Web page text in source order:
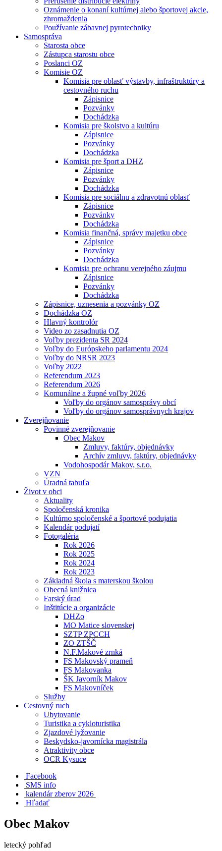
Oznámenie o konaní kultúrnej alebo športovej akcie,
zhromaždenia
Používanie zábavnej pyrotechniky
Samospráva
Starosta obce
Zástupca starostu obce
Poslanci OZ
Komisie OZ
Komisia pre oblasť výstavby, infraštruktúry a
cestovného ruchu
Zápisnice
Pozvánky
Dochádzka
Komisia pre školstvo a kultúru
Zápisnice
Pozvánky
Dochádzka
Komisia pre šport a DHZ
Zápisnice
Pozvánky
Dochádzka
Komisia pre sociálnu a zdravotnú oblasť
Zápisnice
Pozvánky
Dochádzka
Komisia finančná, správy majetku obce
Zápisnice
Pozvánky
Dochádzka
Komisia pre ochranu verejného záujmu
Zápisnice
Pozvánky
Dochádzka
Zápisnice, uznesenia a pozvánky OZ
Dochádzka OZ
Hlavný kontrolór
Video zo zasadnutia OZ
Voľby prezidenta SR 2024
Voľby do Európskeho parlamentu 2024
Voľby do NRSR 2023
Voľby 2022
Referendum 2023
Referendum 2026
Komunálne a župné voľby 2026
Voľby do orgánov samosprávy obcí
Voľby do orgánov samosprávnych krajov
Zverejňovanie
Povinné zverejňovanie
Obec Makov
Zmluvy, faktúry, objednávky
Archív zmluvy, faktúry, objednávky
Vodohospodár Makov, s.r.o.
VZN
Úradná tabuľa
Život v obci
Aktuality
Spoločenská kronika
Kultúrno spoločenské a športové podujatia
Kalendár podujatí
Fotogaléria
Rok 2026
Rok 2025
Rok 2024
Rok 2023
Základná škola s materskou školou
Obecná knižnica
Farský úrad
Inštitúcie a organizácie
DHZo
MO Matice slovenskej
SZTP ZPCCH
ZO ZTŠČ
N.F.Makové zrnká
FS Makovský prameň
FS Makovanka
ŠK Javorník Makov
FS Makovníček
Služby
Cestovný ruch
Ubytovanie
Turistika a cykloturistika
Zjazdové lyžovanie
Beskydsko-javornícka magistrála
Atraktivity obce
OCR Kysuce
Facebook
SMS info
​ kalendár zberov 2026
Hľadať
Obec Makov
letecký pohľad